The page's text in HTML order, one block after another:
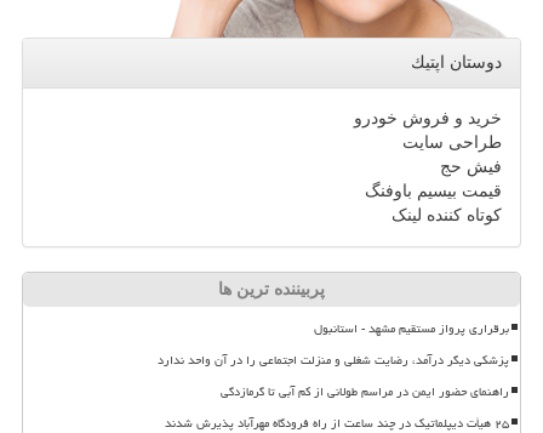
دوستان اپتیك
خرید و فروش خودرو
طراحی سایت
فیش حج
قیمت بیسیم باوفنگ
کوتاه کننده لینک
پربیننده ترین ها
برقراری پرواز مستقیم مشهد - استانبول
پزشکی دیگر درآمد، رضایت شغلی و منزلت اجتماعی را در آن واحد ندارد
راهنمای حضور ایمن در مراسم طولانی از کم آبی تا گرمازدگی
۲۵ هیأت دیپلماتیک در چند ساعت از راه فرودگاه مهرآباد پذیرش شدند